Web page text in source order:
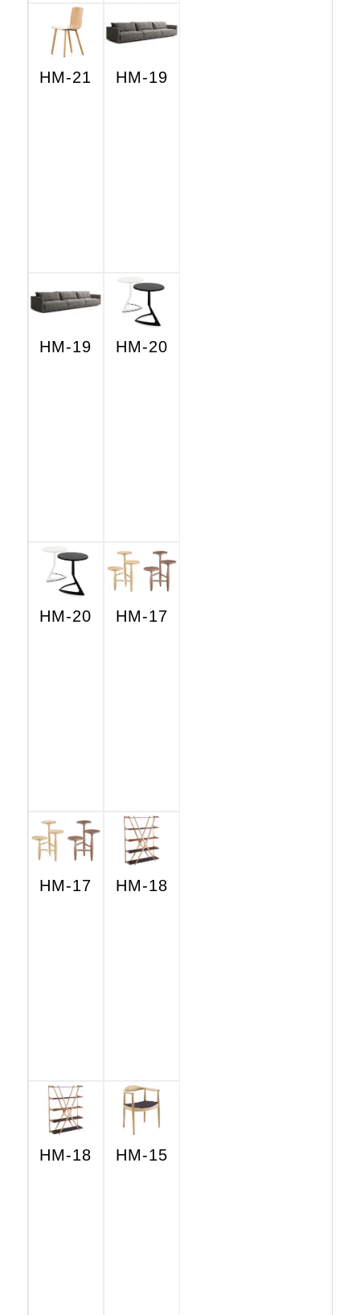
HM-21 HM-19
HM-19 HM-20
HM-20 HM-17
HM-17 HM-18
HM-18 HM-15